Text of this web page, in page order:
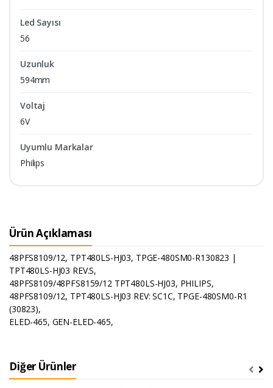
Led Sayısı
56
Uzunluk
594mm
Voltaj
6V
Uyumlu Markalar
Philips
Ürün Açıklaması
48PFS8109/12, TPT480LS-HJ03, TPGE-480SM0-R130823 |
TPT480LS-HJ03 REV.S,
48PFS8109/48PFS8159/12 TPT480LS-HJ03, PHILIPS,
48PFS8109/12, TPT480LS-HJ03 REV: SC1C, TPGE-480SM0-R1
(30823),
ELED-465, GEN-ELED-465,
Diğer Ürünler